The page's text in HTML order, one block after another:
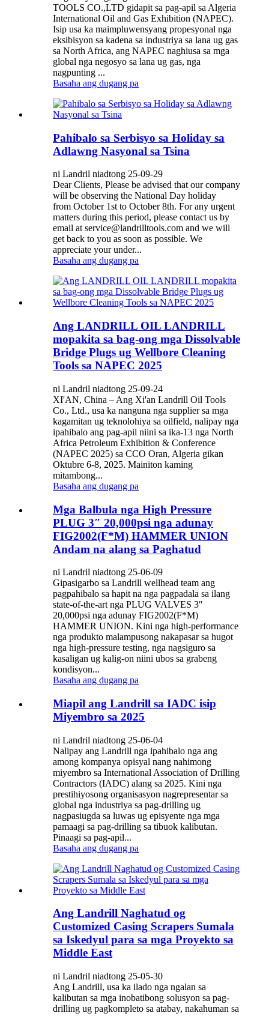
TOOLS CO.,LTD gidapit sa pag-apil sa Algeria
International Oil and Gas Exhibition (NAPEC).
Isip usa ka maimpluwensyang propesyonal nga
eksibisyon sa kadena sa industriya sa lana ug gas
sa North Africa, ang NAPEC naghiusa sa mga
global nga negosyo sa lana ug gas, nga
nagpunting ...
Basaha ang dugang pa
Pahibalo sa Serbisyo sa Holiday sa
Adlawng Nasyonal sa Tsina
ni Landril niadtong 25-09-29
Dear Clients, Please be advised that our company
will be observing the National Day holiday
from October 1st to October 8th. For any urgent
matters during this period, please contact us by
email at service@landrilltools.com and we will
get back to you as soon as possible. We
appreciate your under...
Basaha ang dugang pa
Ang LANDRILL OIL LANDRILL
mopakita sa bag-ong mga Dissolvable
Bridge Plugs ug Wellbore Cleaning
Tools sa NAPEC 2025
ni Landril niadtong 25-09-24
XI'AN, China – Ang Xi'an Landrill Oil Tools
Co., Ltd., usa ka nanguna nga supplier sa mga
kagamitan ug teknolohiya sa oilfield, nalipay nga
ipahibalo ang pag-apil niini sa ika-13 nga North
Africa Petroleum Exhibition & Conference
(NAPEC 2025) sa CCO Oran, Algeria gikan
Oktubre 6-8, 2025. Mainiton kaming
mitambong...
Basaha ang dugang pa
Mga Balbula nga High Pressure
PLUG 3″ 20,000psi nga adunay
FIG2002(F*M) HAMMER UNION
Andam na alang sa Paghatud
ni Landril niadtong 25-06-09
Gipasigarbo sa Landrill wellhead team ang
pagpahibalo sa hapit na nga pagpadala sa ilang
state-of-the-art nga PLUG VALVES 3″
20,000psi nga adunay FIG2002(F*M)
HAMMER UNION. Kini nga high-performance
nga produkto malampusong nakapasar sa hugot
nga high-pressure testing, nga nagsiguro sa
kasaligan ug kalig-on niini ubos sa grabeng
kondisyon...
Basaha ang dugang pa
Miapil ang Landrill sa IADC isip
Miyembro sa 2025
ni Landril niadtong 25-06-04
Nalipay ang Landrill nga ipahibalo nga ang
among kompanya opisyal nang nahimong
miyembro sa International Association of Drilling
Contractors (IADC) alang sa 2025. Kini nga
prestihiyosong organisasyon nagrepresentar sa
global nga industriya sa pag-drilling ug
nagpasiugda sa luwas ug episyente nga mga
pamaagi sa pag-drilling sa tibuok kalibutan.
Pinaagi sa pag-apil...
Basaha ang dugang pa
Ang Landrill Naghatud og
Customized Casing Scrapers Sumala
sa Iskedyul para sa mga Proyekto sa
Middle East
ni Landril niadtong 25-05-30
Ang Landrill, usa ka ilado nga ngalan sa
kalibutan sa mga inobatibong solusyon sa pag-
drilling ug pagkompleto sa atabay, nakahuman sa